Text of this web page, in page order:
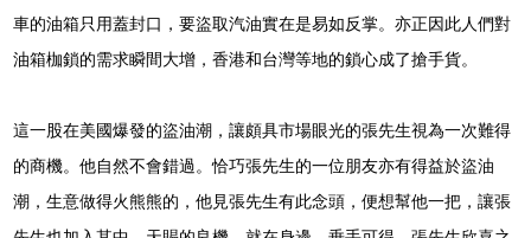
車的油箱只用蓋封口，要盜取汽油實在是易如反掌。亦正因此人們對
油箱枷鎖的需求瞬間大增，香港和台灣等地的鎖心成了搶手貨。
這一股在美國爆發的盜油潮，讓頗具市場眼光的張先生視為一次難得
的商機。他自然不會錯過。恰巧張先生的一位朋友亦有得益於盜油
潮，生意做得火熊熊的，他見張先生有此念頭，便想幫他一把，讓張